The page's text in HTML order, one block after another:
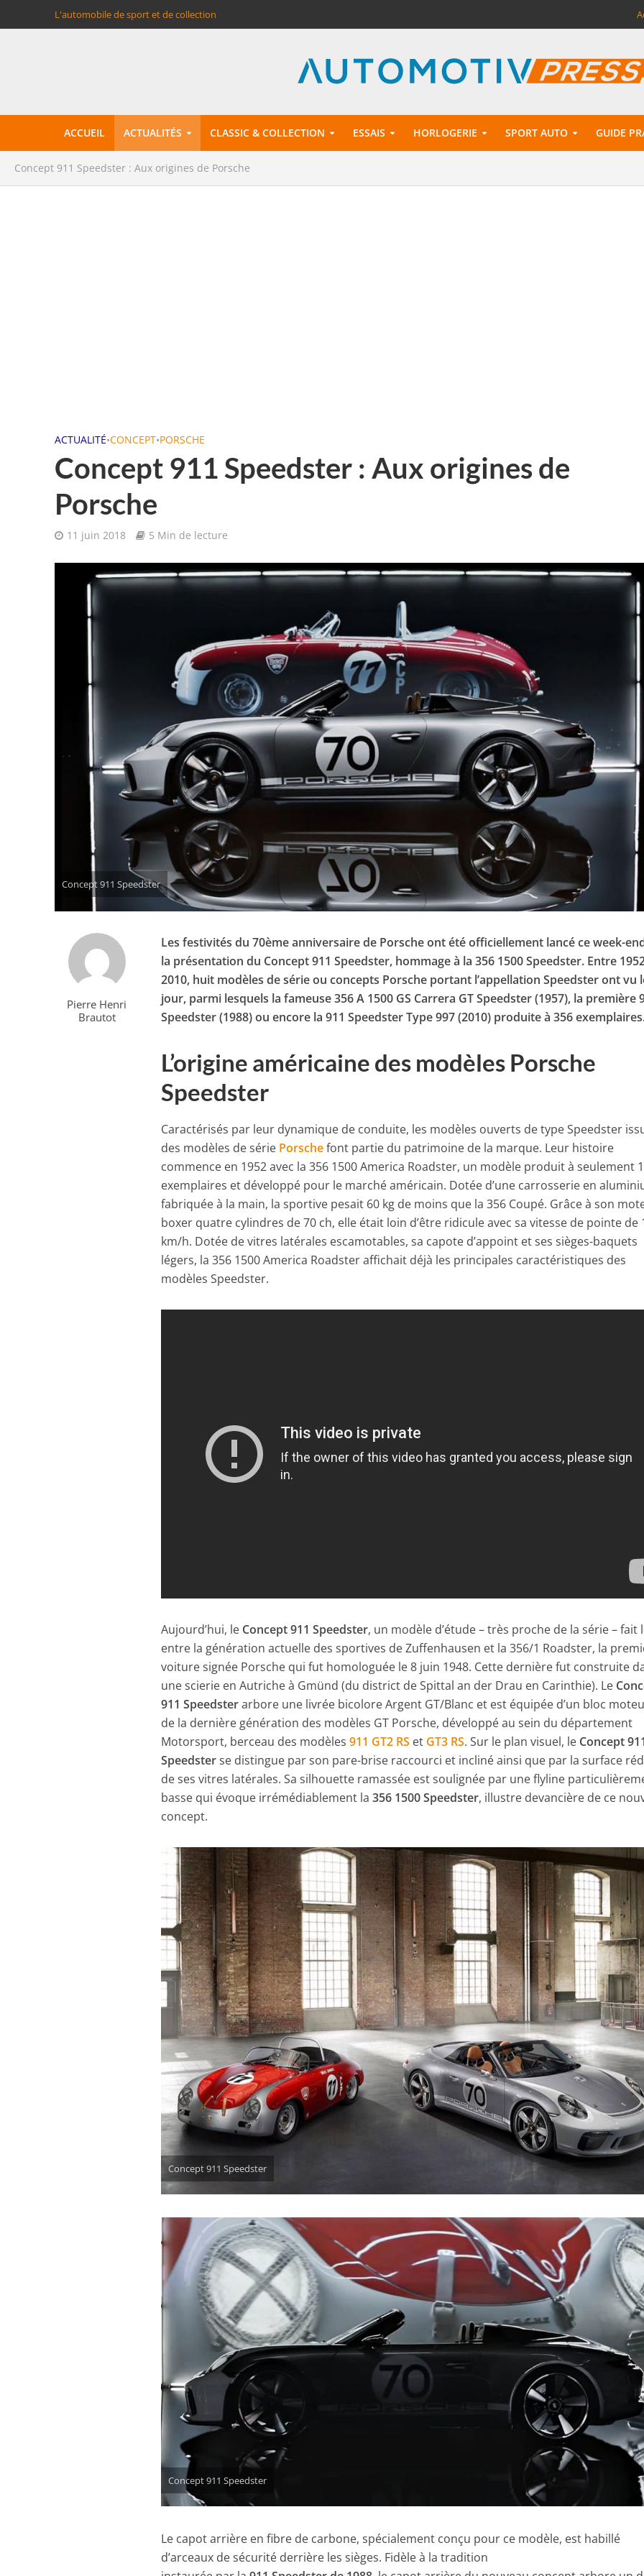
L'automobile de sport et de collection
ACCUEIL ACTUALITÉS CLASSIC & COLLECTION ESSAIS HORLOGERIE SPORT AUTO GUIDE
Concept 911 Speedster : Aux origines de Porsche
ACTUALITÉ•CONCEPT•PORSCHE
Concept 911 Speedster : Aux origines de
Porsche
11 juin 2018 5 Min de lecture
Concept 911 Speedster
Pierre Henri
Brautot
Les festivités du 70ème anniversaire de Porsche ont été officiellement lancé ce week-
la présentation du Concept 911 Speedster, hommage à la 356 1500 Speedster. Entre
2010, huit modèles de série ou concepts Porsche portant l’appellation Speedster ont vu
jour, parmi lesquels la fameuse 356 A 1500 GS Carrera GT Speedster (1957), la première
Speedster (1988) ou encore la 911 Speedster Type 997 (2010) produite à 356
L’origine américaine des modèles Porsche
Speedster
Caractérisés par leur dynamique de conduite, les modèles ouverts de type Speedster
des modèles de série Porschefont partie du patrimoine de la marque. Leur histoire
commence en 1952 avec la 356 1500 America Roadster, un modèle produit à seulement
exemplaires et développé pour le marché américain. Dotée d’une carrosserie en
fabriquée à la main, la sportive pesait 60 kg de moins que la 356 Coupé. Grâce à son
boxer quatre cylindres de 70 ch, elle était loin d’être ridicule avec sa vitesse de pointe de
km/h. Dotée de vitres latérales escamotables, sa capote d’appoint et ses sièges-baquets
légers, la 356 1500 America Roadster affichait déjà les principales caractéristiques des
modèles Speedster.
Aujourd’hui, le Concept 911 Speedster, un modèle d’étude – très proche de la série – fait
entre la génération actuelle des sportives de Zuffenhausen et la 356/1 Roadster, la
voiture signée Porsche qui fut homologuée le 8 juin 1948. Cette dernière fut construite
une scierie en Autriche à Gmünd (du district de Spittal an der Drau en Carinthie). Le
911 Speedsterarbore une livrée bicolore Argent GT/Blanc et est équipée d’un bloc
de la dernière génération des modèles GT Porsche, développé au sein du département
Motorsport, berceau des modèles911 GT2 RS et GT3 RS. Sur le plan visuel, le Concept 911
Speedsterse distingue par son pare-brise raccourci et incliné ainsi que par la surface
de ses vitres latérales. Sa silhouette ramassée est soulignée par une flyline
basse qui évoque irrémédiablement la356 1500 Speedster, illustre devancière de ce
concept.
Concept 911 Speedster
Concept 911 Speedster
Le capot arrière en fibre de carbone, spécialement conçu pour ce modèle, est habillé
d’arceaux de sécurité derrière les sièges. Fidèle à la tradition